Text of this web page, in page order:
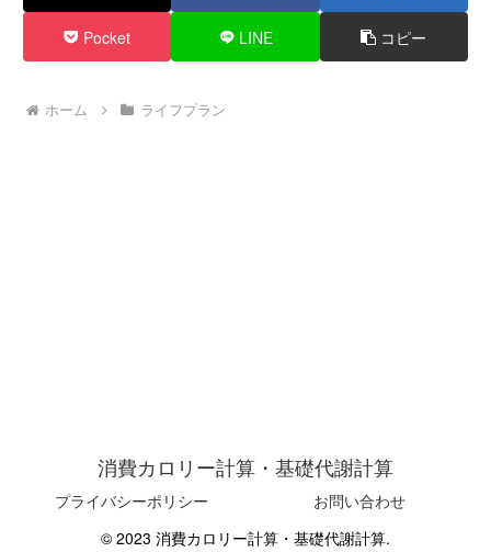
Pocket LINE コピー
ホーム ライフプラン
消費カロリー計算・基礎代謝計算
プライバシーポリシー
お問い合わせ
© 2023 消費カロリー計算・基礎代謝計算.